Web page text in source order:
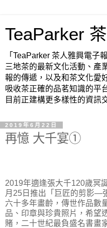
TeaParker
「TeaParker 茶人雅興電子
三地茶的最新文化活動、產
報的傳遞，以及和茶文化愛
吸收茶正確的品茗知識的平
目前正建構更多樣性的資訊
2019年6月22日
再憶 大千宴①
2019年適逢張大千120歲冥
月25日推出「巨匠的剪影—
六十多年畫齡，傳世作品數
品、印章與珍貴照片，希望
賭，二十世紀最負盛名書畫